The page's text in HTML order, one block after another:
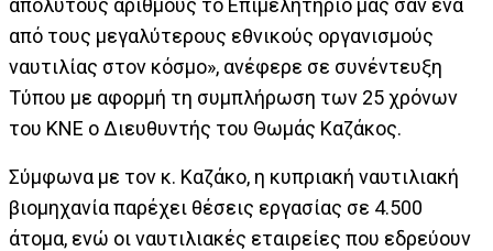
απόλυτους αριθμούς το Επιμελητήριο μας σαν ένα
από τους μεγαλύτερους εθνικούς οργανισμούς
ναυτιλίας στον κόσμο», ανέφερε σε συνέντευξη
Τύπου με αφορμή τη συμπλήρωση των 25 χρόνων
του ΚΝΕ ο Διευθυντής του Θωμάς Καζάκος.
Σύμφωνα με τον κ. Καζάκο, η κυπριακή ναυτιλιακή
βιομηχανία παρέχει θέσεις εργασίας σε 4.500
άτομα, ενώ οι ναυτιλιακές εταιρείες που εδρεύουν